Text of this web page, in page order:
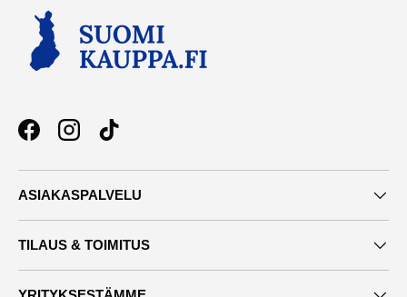
FacebookInstagramTikTok
ASIAKASPALVELU
TILAUS & TOIMITUS